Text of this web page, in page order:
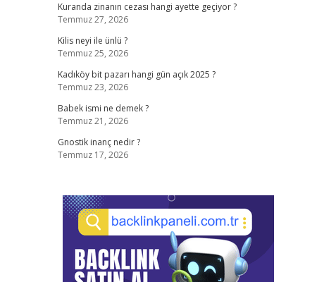
Kuranda zinanın cezası hangi ayette geçiyor ?
Temmuz 27, 2026
Kilis neyi ile ünlü ?
Temmuz 25, 2026
Kadıköy bit pazarı hangi gün açık 2025 ?
Temmuz 23, 2026
Babek ismi ne demek ?
Temmuz 21, 2026
Gnostik inanç nedir ?
Temmuz 17, 2026